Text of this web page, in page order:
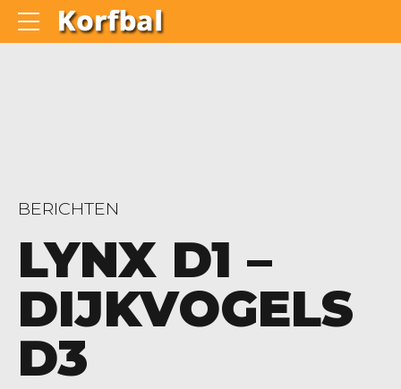
BERICHTEN
LYNX D1 –
DIJKVOGELS
D3